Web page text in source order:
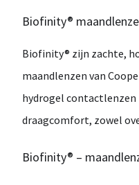
Biofinity®
Biofinity® zijn zachte,
maandlenzen van
hydrogel contactlenzen
draagcomfort, zowel
Biofinity® –